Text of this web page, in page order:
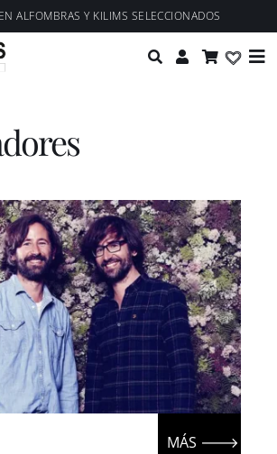
ALFOMBRAS Y KILIMS SELECCIONADOS
Personalización
Diseñadores
Proyectos
Nosotros
Blog